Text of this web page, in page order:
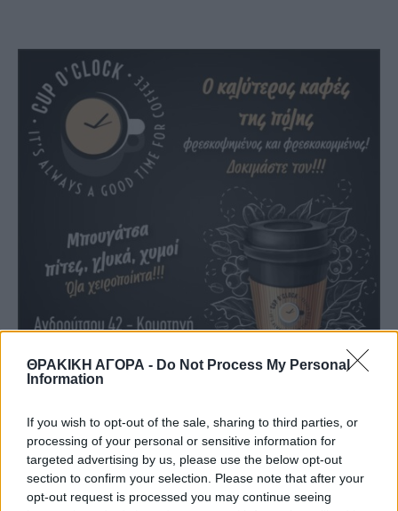
ΘΡΑΚΙΚΗ ΑΓΟΡΑ - Do Not Process My Personal
Information
If you wish to opt-out of the sale, sharing to third parties, or
processing of your personal or sensitive information for
targeted advertising by us, please use the below opt-out
section to confirm your selection. Please note that after your
opt-out request is processed you may continue seeing
youtube